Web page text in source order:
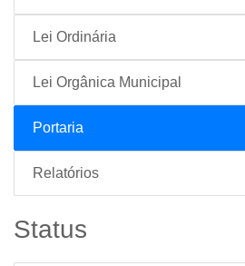
Lei Ordinária
Lei Orgânica Municipal
Portaria
Relatórios
Status